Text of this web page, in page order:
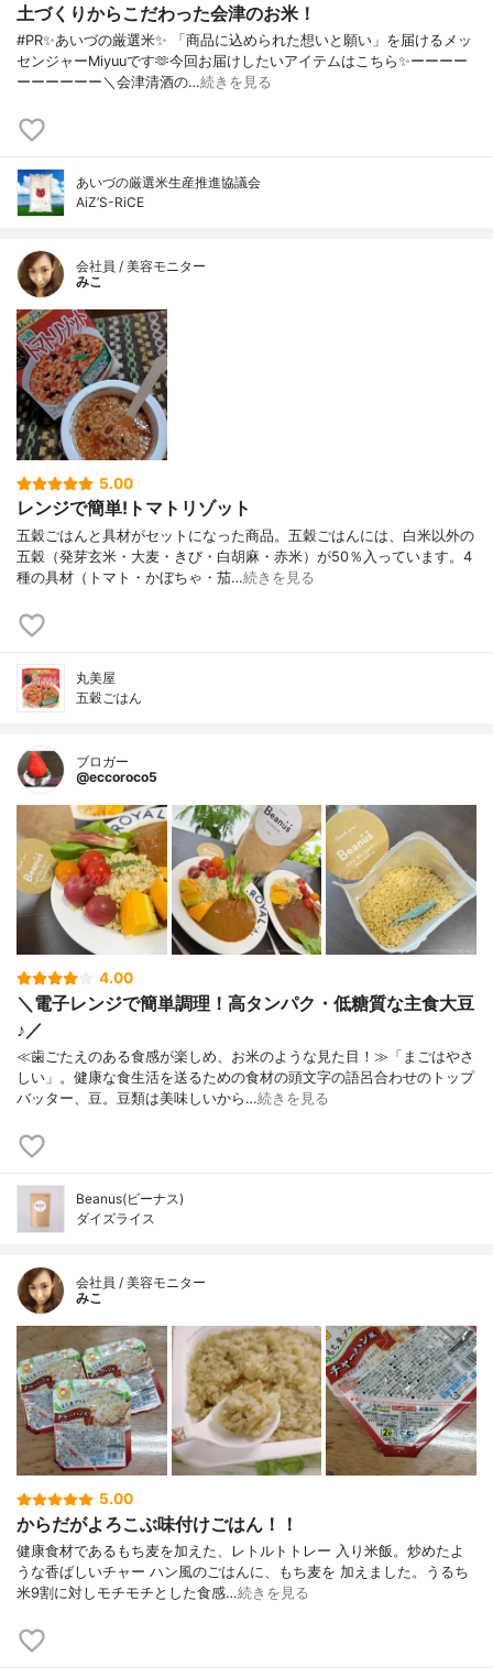
土づくりからこだわった会津のお米！
#PR✨あいづの厳選米✨ 「商品に込められた想いと願い」を届けるメッ
センジャーMiyuuです🫶今回お届けしたいアイテムはこちら✨ーーーー
ーーーーーー＼会津清酒の…続きを見る
あいづの厳選米生産推進協議会
AiZ’S-RiCE
会社員 / 美容モニター
みこ
5.00
レンジで簡単!トマトリゾット
五穀ごはんと具材がセットになった商品。五穀ごはんには、白米以外の
五穀（発芽玄米・大麦・きび・白胡麻・赤米）が50％入っています。4
種の具材（トマト・かぼちゃ・茄…続きを見る
丸美屋
五穀ごはん
ブロガー
@eccoroco5
4.00
＼電子レンジで簡単調理！高タンパク・低糖質な主食大豆
♪／
≪歯ごたえのある食感が楽しめ、お米のような見た目！≫「まごはやさ
しい」。健康な食生活を送るための食材の頭文字の語呂合わせのトップ
バッター、豆。豆類は美味しいから…続きを見る
Beanus(ビーナス)
ダイズライス
会社員 / 美容モニター
みこ
5.00
からだがよろこぶ味付けごはん！！
健康食材であるもち麦を加えた、レトルトトレー 入り米飯。炒めたよ
うな香ばしいチャー ハン風のごはんに、もち麦を 加えました。うるち
米9割に対しモチモチとした食感…続きを見る